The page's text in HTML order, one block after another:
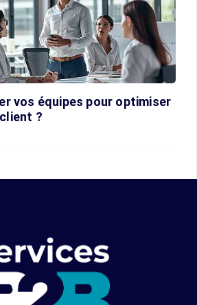
vos équipes pour optimiser
?